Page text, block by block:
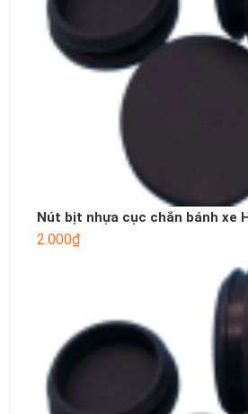
Nút bịt nhựa cục chắn bánh xe
2.000₫